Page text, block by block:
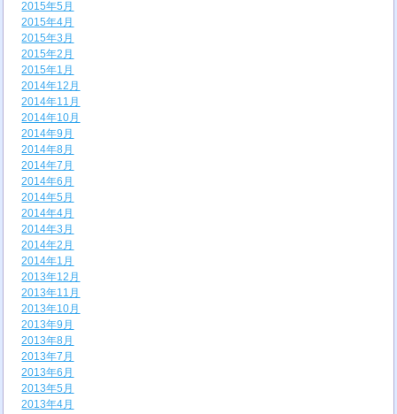
2015年5月
2015年4月
2015年3月
2015年2月
2015年1月
2014年12月
2014年11月
2014年10月
2014年9月
2014年8月
2014年7月
2014年6月
2014年5月
2014年4月
2014年3月
2014年2月
2014年1月
2013年12月
2013年11月
2013年10月
2013年9月
2013年8月
2013年7月
2013年6月
2013年5月
2013年4月